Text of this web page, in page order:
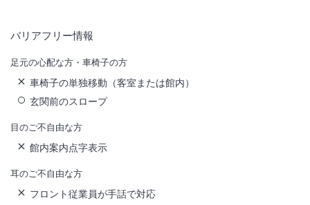
バリアフリー情報
足元の心配な方・車椅子の方
車椅子の単独移動（客室または館内）
玄関前のスロープ
目のご不自由な方
館内案内点字表示
耳のご不自由な方
フロント従業員が手話で対応